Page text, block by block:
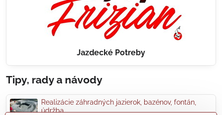
Jazdecké Potreby
Tipy, rady a návody
Realizácie záhradných jazierok, bazénov, fontán,
údržba...